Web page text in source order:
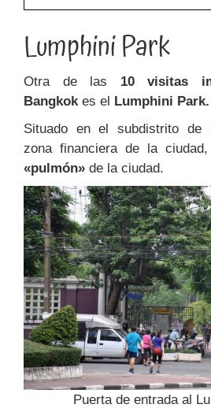
Lumphini Park
Otra de las 10 visitas
Bangkokes el
Lumphini Park.
Situado en el subdistrito de
zona financiera de la
«pulmón» de la ciudad.
Puerta de entrada al